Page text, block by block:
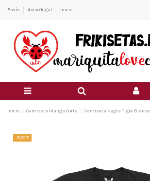
Envío Aviso legal Inicio
Inicio Camiseta Manga Corta Camiseta Negra Tigre Blanco
-5,00 €